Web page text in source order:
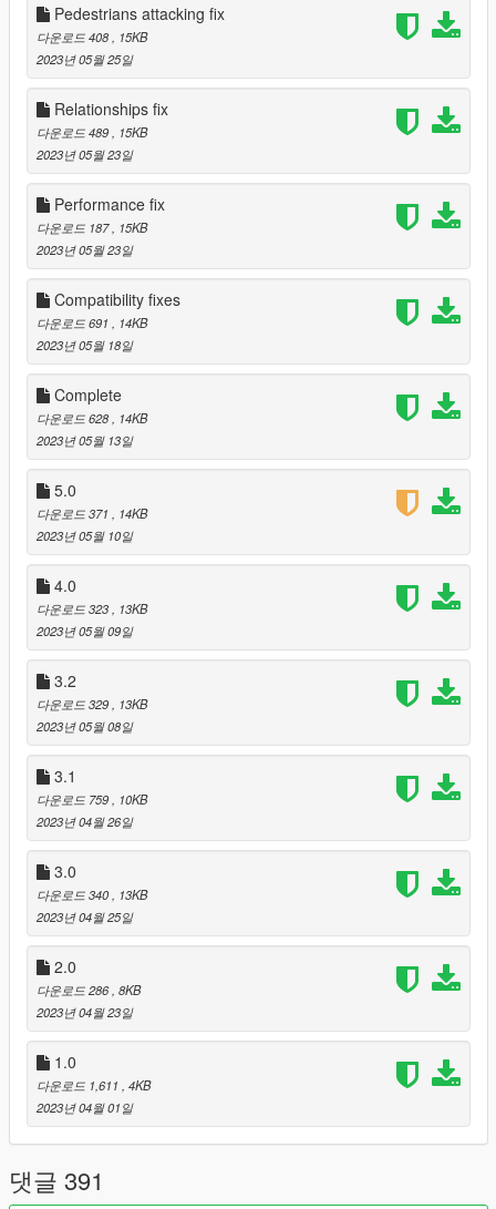
https://www.patreon.com/c/Thalilmythos
Pedestrians attacking fix
다운로드 408
, 15KB
2023년 05월 25일
Relationships fix
다운로드 489
, 15KB
2023년 05월 23일
Performance fix
다운로드 187
, 15KB
2023년 05월 23일
Compatibility fixes
다운로드 691
, 14KB
2023년 05월 18일
Complete
다운로드 628
, 14KB
2023년 05월 13일
5.0
다운로드 371
, 14KB
2023년 05월 10일
4.0
다운로드 323
, 13KB
2023년 05월 09일
3.2
다운로드 329
, 13KB
2023년 05월 08일
3.1
다운로드 759
, 10KB
2023년 04월 26일
3.0
다운로드 340
, 13KB
2023년 04월 25일
2.0
다운로드 286 , 8KB
2023년 04월 23일
1.0
다운로드 1,611
, 4KB
2023년 04월 01일
댓글 391